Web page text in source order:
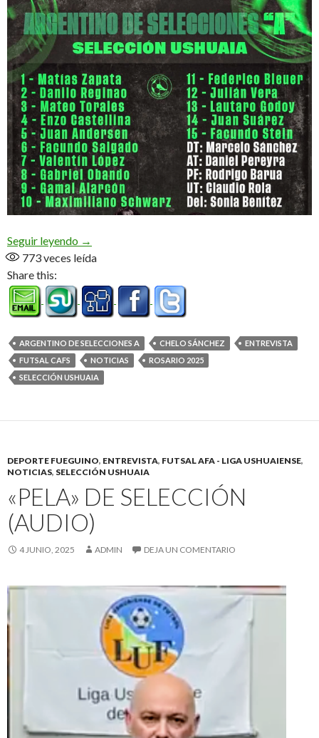
Seguir leyendo Todo listo para Rosario (Audio)
→
773veces leída
Share this:
ARGENTINO DE SELECCIONES A CHELO SÁNCHEZ
ENTREVISTA
FUTSAL CAFS
NOTICIAS
ROSARIO 2025
SELECCIÓN USHUAIA
DEPORTE FUEGUINO, ENTREVISTA, FUTSAL AFA - LIGA USHUAIENSE,
NOTICIAS, SELECCIÓN USHUAIA
«PELA» DE SELECCIÓN
(AUDIO)
4 JUNIO, 2025 ADMIN DEJA UN COMENTARIO